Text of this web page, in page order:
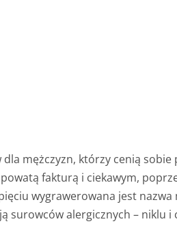
mężczyzn, którzy cenią sobie
fakturą i ciekawym,
wygrawerowana jest
surowców alergicznych – niklu